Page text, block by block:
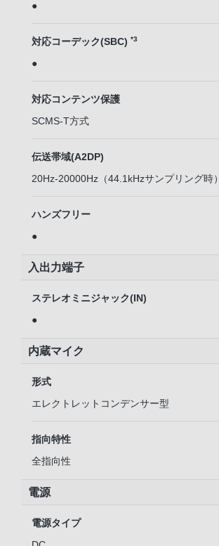
●
対応コーデック(SBC) *3
●
対応コンテンツ保護
SCMS-T方式
伝送帯域(A2DP)
20Hz-20000Hz（44.1kHzサンプリング時）
ハンズフリー
●
入出力端子
ステレオミニジャック(IN)
●
内蔵マイク
形式
エレクトレットコンデンサー型
指向特性
全指向性
電源
電源タイプ